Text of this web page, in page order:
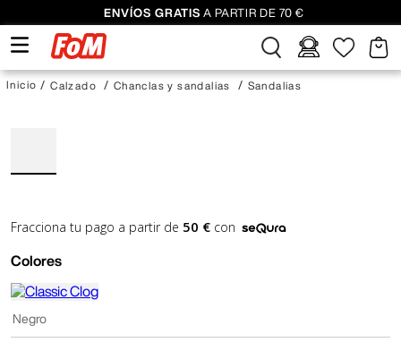
ENVÍOS GRATIS A PARTIR DE 70 €
Calzado Chanclas y sandalias Sandalias
Fracciona tu pago a partir de 50 € con
Colores
Negro